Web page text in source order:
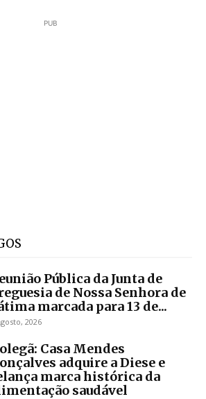
PUB
Pública da Junta de
de Nossa Senhora de
marcada para 13 de...
2026
Casa Mendes
adquire a Diese e
marca histórica da
saudável